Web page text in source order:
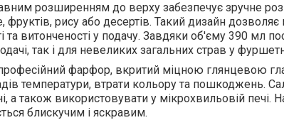
розширенням до верху забезпечує зручне
рису або десертів. Такий дизайн
та витонченості у подачу. Завдяки об'єму 390 мл
так і для невеликих загальних страв у
фарфор, вкритий міцною глянцевою
температури, втрати кольору та пошкоджень.
а також використовувати у мікрохвильовій печі.
блискучим і яскравим.